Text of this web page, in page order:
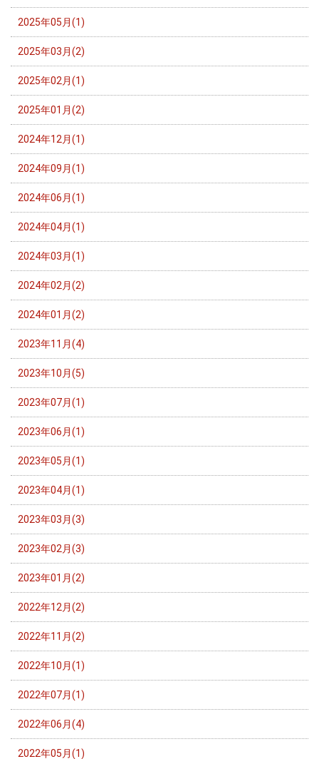
2025年05月(1)
2025年03月(2)
2025年02月(1)
2025年01月(2)
2024年12月(1)
2024年09月(1)
2024年06月(1)
2024年04月(1)
2024年03月(1)
2024年02月(2)
2024年01月(2)
2023年11月(4)
2023年10月(5)
2023年07月(1)
2023年06月(1)
2023年05月(1)
2023年04月(1)
2023年03月(3)
2023年02月(3)
2023年01月(2)
2022年12月(2)
2022年11月(2)
2022年10月(1)
2022年07月(1)
2022年06月(4)
2022年05月(1)